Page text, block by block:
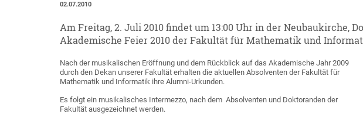
02.07.2010
Am Freitag, 2. Juli 2010 findet um 13:00 Uhr in der Neubaukirche,
Akademische Feier 2010 der Fakultät für Mathematik und
Nach der musikalischen Eröffnung und dem Rückblick auf das Akademische Jahr 2009
durch den Dekan unserer Fakultät erhalten die aktuellen Absolventen der Fakultät für
Mathematik und Informatik ihre Alumni-Urkunden.
Es folgt ein musikalisches Intermezzo, nach dem Absolventen und Doktoranden der
Fakultät ausgezeichnet werden.